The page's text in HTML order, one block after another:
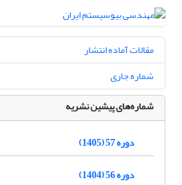
مقالات آماده انتشار
شماره جاری
شماره‌های پیشین نشریه
دوره 57 (1405)
دوره 56 (1404)